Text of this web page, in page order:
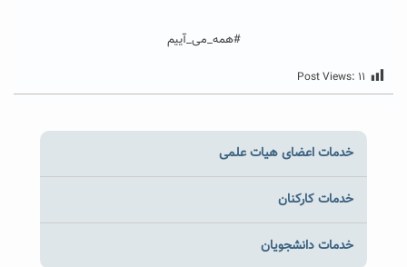
#همه_می_آییم
Post Views: ۱۱
خدمات اعضای هیات علمی
خدمات کارکنان
خدمات دانشجویان